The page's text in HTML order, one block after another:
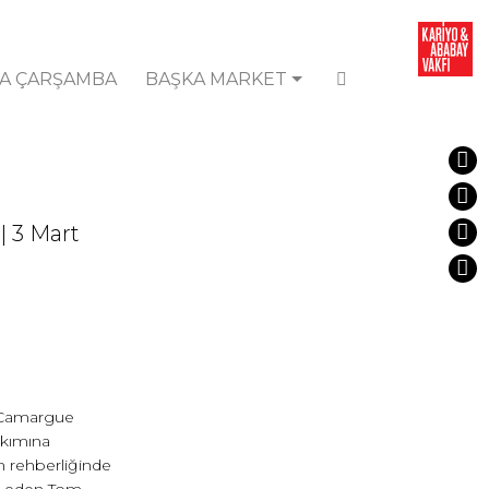
ÇARŞAMBA BAŞKA MARKET
3 Mart
rehberliğinde